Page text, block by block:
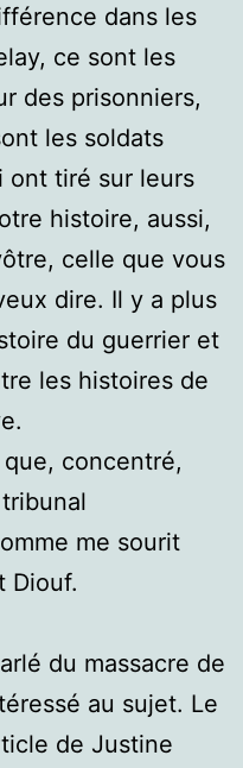
dans les
ce sont les
des prisonniers,
les soldats
ont tiré sur leurs
histoire, aussi,
celle que vous
dire. Il y a plus
du guerrier et
les histoires de
concentré,
me sourit
Diouf.
du massacre de
au sujet. Le
de Justine